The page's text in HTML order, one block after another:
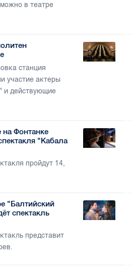
в театре
станция
участие актеры
и действующие
Фонтанке
"Кабала
пройдут 14,
"Балтийский
спектакль
представит